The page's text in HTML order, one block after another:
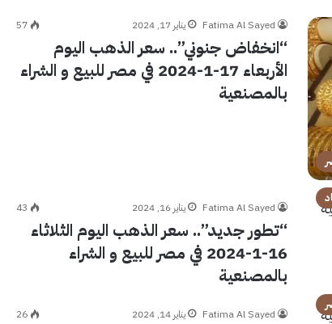
Fatima Al Sayed يناير 17, 2024 57
“انخفاض جنوني”.. سعر الذهب اليوم
الأربعاء 17-1-2024 في مصر للبيع و الشراء
بالمصنعية
Fatima Al Sayed يناير 16, 2024 43
“تطور جديد”.. سعر الذهب اليوم الثلاثاء
16-1-2024 في مصر للبيع و الشراء
بالمصنعية
Fatima Al Sayed يناير 14, 2024 26